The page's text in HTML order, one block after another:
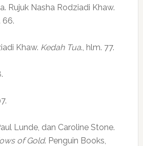
Rujuk Nasha Rodziadi Khaw.
66.
Khaw. Kedah Tua., hlm. 77.
Lunde, dan Caroline Stone.
of Gold. Penguin Books,